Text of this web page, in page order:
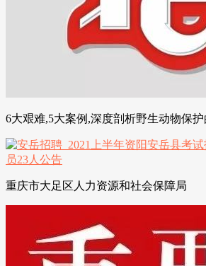
6大艰难,5大案例,深度剖析野生动物保
重庆市大足区人力资源和社会保障局